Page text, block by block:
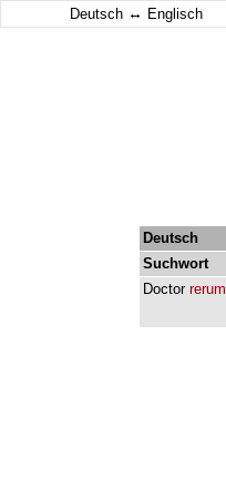
Deutsch ↔ Englisch
Deutsch
Suchwort
Doctor rerum